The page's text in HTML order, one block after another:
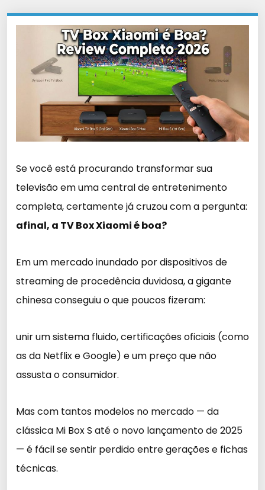
Se você está procurando transformar sua
televisão em uma central de entretenimento
completa, certamente já cruzou com a pergunta:
afinal, a TV Box Xiaomi é boa?
Em um mercado inundado por dispositivos de
streaming de procedência duvidosa, a gigante
chinesa conseguiu o que poucos fizeram:
unir um sistema fluido, certificações oficiais (como
as da Netflix e Google) e um preço que não
assusta o consumidor.
Mas com tantos modelos no mercado — da
clássica Mi Box S até o novo lançamento de 2025
— é fácil se sentir perdido entre gerações e fichas
técnicas.